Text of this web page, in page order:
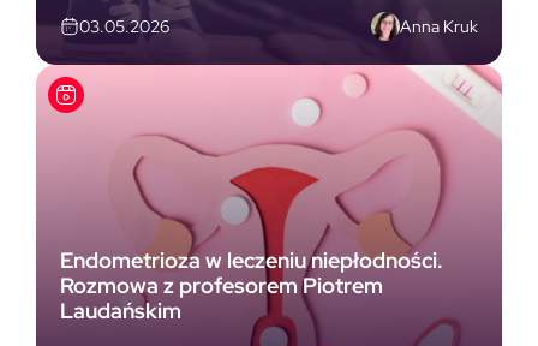
03.05.2026 Anna Kruk
Endometrioza w leczeniu niepłodności.
Rozmowa z profesorem Piotrem
Laudańskim